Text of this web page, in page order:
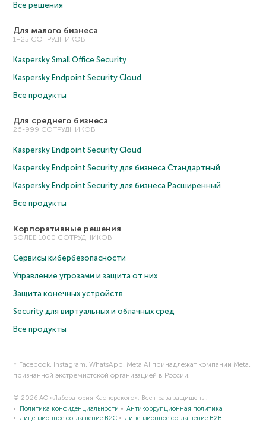
Все решения
Для малого бизнеса
1–25 СОТРУДНИКОВ
Kaspersky Small Office Security
Kaspersky Endpoint Security Cloud
Все продукты
Для среднего бизнеса
26-999 СОТРУДНИКОВ
Kaspersky Endpoint Security Cloud
Kaspersky Endpoint Security для бизнеса Cтандартный
Kaspersky Endpoint Security для бизнеса Расширенный
Все продукты
Корпоративные решения
БОЛЕЕ 1000 СОТРУДНИКОВ
Сервисы кибербезопасности
Управление угрозами и защита от них
Защита конечных устройств
Security для виртуальных и облачных сред
Все продукты
* Facebook, Instagram, WhatsApp, Meta AI принадлежат компании Meta,
признанной экстремистской организацией в России.
© 2026 АО «Лаборатория Касперского». Все права защищены.
Политика конфиденциальности
Антикоррупционная политика
Лицензионное соглашение B2C
Лицензионное соглашение B2B